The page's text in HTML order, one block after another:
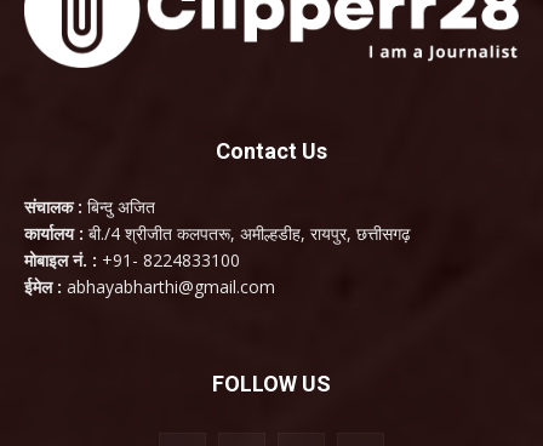
Contact Us
संचालक : बिन्दु अजित
कार्यालय : बी./4 श्रीजीत कलपतरू, अमील्हडीह, रायपुर, छत्तीसगढ़
मोबाइल नं. : +91- 8224833100
ईमेल : abhayabharthi@gmail.com
FOLLOW US